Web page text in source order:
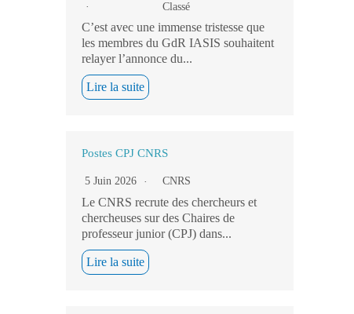
Classé
C’est avec une immense tristesse que
les membres du GdR IASIS souhaitent
relayer l’annonce du...
Lire la suite
Postes CPJ CNRS
5 Juin 2026 CNRS
Le CNRS recrute des chercheurs et
chercheuses sur des Chaires de
professeur junior (CPJ) dans...
Lire la suite